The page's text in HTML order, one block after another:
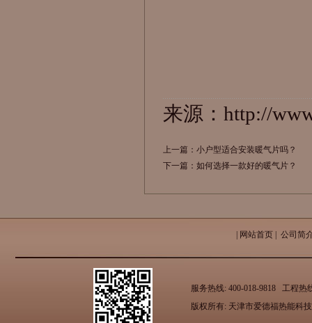
来源：http://
上一篇： 小户型适合安装暖气片吗？
下一篇： 如何选择一款好的暖气片？
网站首页 公司简
服务热线: 400-018-9818 工程热
版权所有: 天津市爱德福热能科